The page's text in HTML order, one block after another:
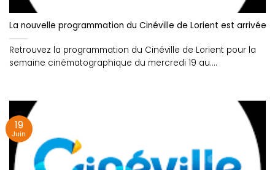
La nouvelle programmation du Cinéville de Lorient est arrivée !
Retrouvez la programmation du Cinéville de Lorient pour la
semaine cinématographique du mercredi 19 au....
19
Juin